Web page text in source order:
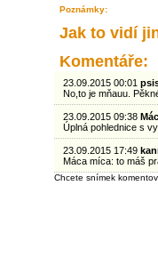
Poznámky:
Jak to vidí
Komentáře:
23.09.2015 00:01
No,to je mňauu.
23.09.2015 09:38
Úplná pohlednice s
23.09.2015 17:49
Máca míca: to máš
Chcete snímek